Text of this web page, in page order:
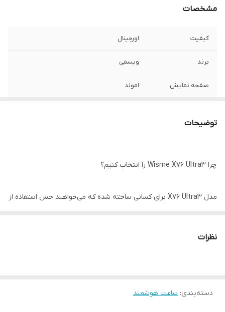
مشخصات
کیفیت اورجینال
برند ویسمی
صفحه نمایش امولد
توضیحات
چرا Wisme X76 Ultra3 را انتخاب کنیم؟
مدل X76 Ultra3 برای کسانی ساخته شده که می‌خواهند حس استفاده از
نظرات
دسته‌بندی: ساعت هوشمند